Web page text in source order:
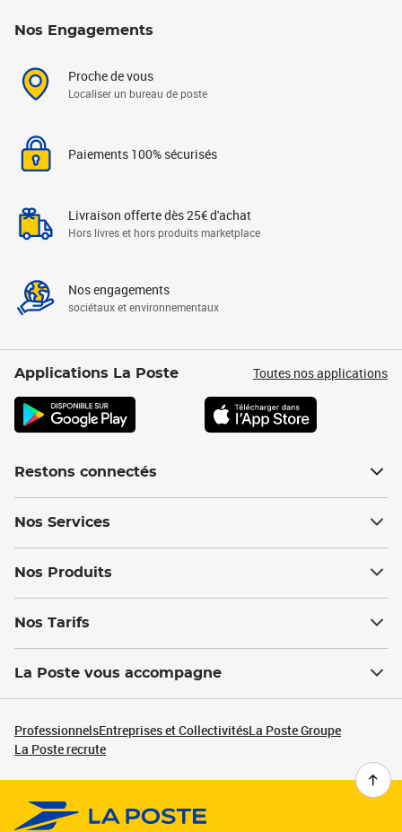
Nos Engagements
Proche de vous
Localiser un bureau de poste
Paiements 100% sécurisés
Livraison offerte dès 25€ d'achat
Hors livres et hors produits marketplace
Nos engagements
sociétaux et environnementaux
Applications La Poste Toutes nos applications
Restons connectés
Nos Services
Nos Produits
Nos Tarifs
La Poste vous accompagne
ProfessionnelsEntreprises et CollectivitésLa Poste Groupe
La Poste recrute